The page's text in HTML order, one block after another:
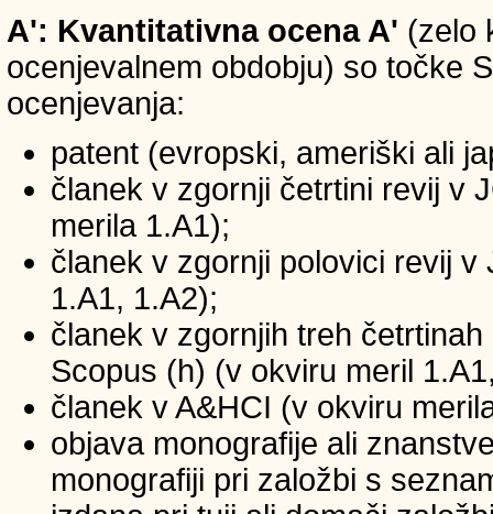
A': Kvantitativna ocena A' (zelo
ocenjevalnem obdobju) so točke
ocenjevanja:
patent (evropski, ameriški ali
članek v zgornji četrtini revij v
merila 1.A1);
članek v zgornji polovici revij
1.A1, 1.A2);
članek v zgornjih treh
Scopus (h) (v okviru meril
članek v A&HCI (v okviru
objava monografije ali
monografiji pri založbi s